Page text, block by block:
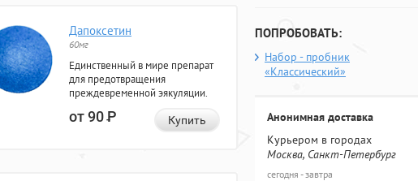
Дапоксетин
60мг
Единственный в мире препарат
для предотвращения
преждевременной эякуляции.
от 90Р Купить
ПОПРОБОВАТЬ:
Набор - пробник
«Классический»
Анонимная доставка
Курьером в городах
Москва, Санкт-Петербург
сегодня - завтра